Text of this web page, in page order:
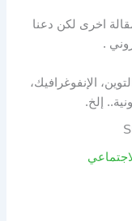
اخرى لكن دعنا
.
الإنفوغرافيك،
إلخ.